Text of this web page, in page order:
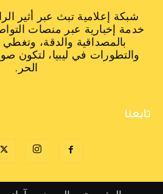
شبكة إعلامية تبث عبر أثير
خدمة إخبارية عبر منصات
بالمصداقية والدقة،
والتطورات في ليبيا، لتكون
الحر.
تابعنا